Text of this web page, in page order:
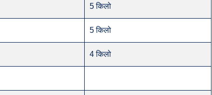
5 किलो
5 किलो
4 किलो